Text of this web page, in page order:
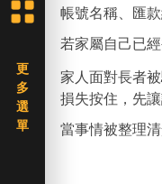
帳號名稱、匯
若家屬自己已
家人面對長者
損失按住，先
當事情被整理